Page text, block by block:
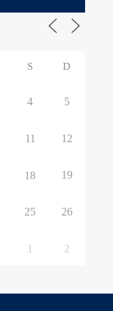
S D
4 5
11 12
18 19
25 26
1 2